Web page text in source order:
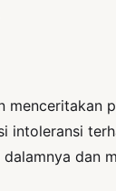
dan